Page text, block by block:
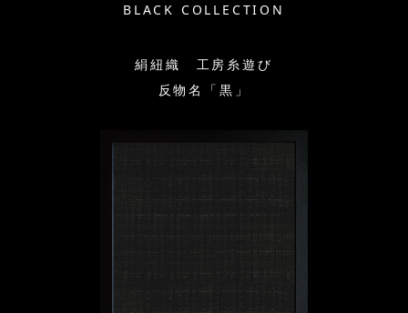
BLACK COLLECTION
絹紐織 工房糸遊び
反物名「黒」